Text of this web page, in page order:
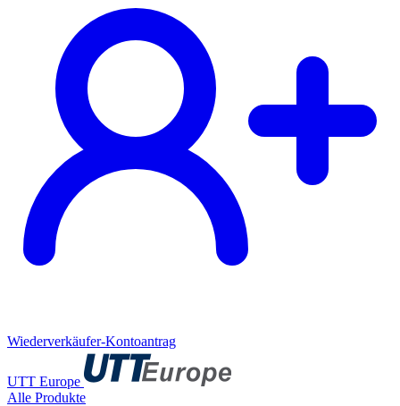
Wiederverkäufer-Kontoantrag
UTT Europe
Alle Produkte